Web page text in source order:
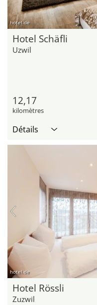
hotel.de
Hotel Schäfli
Uzwil
12,17
kilomètres
Détails
hotel.de
Hotel Rössli
Zuzwil